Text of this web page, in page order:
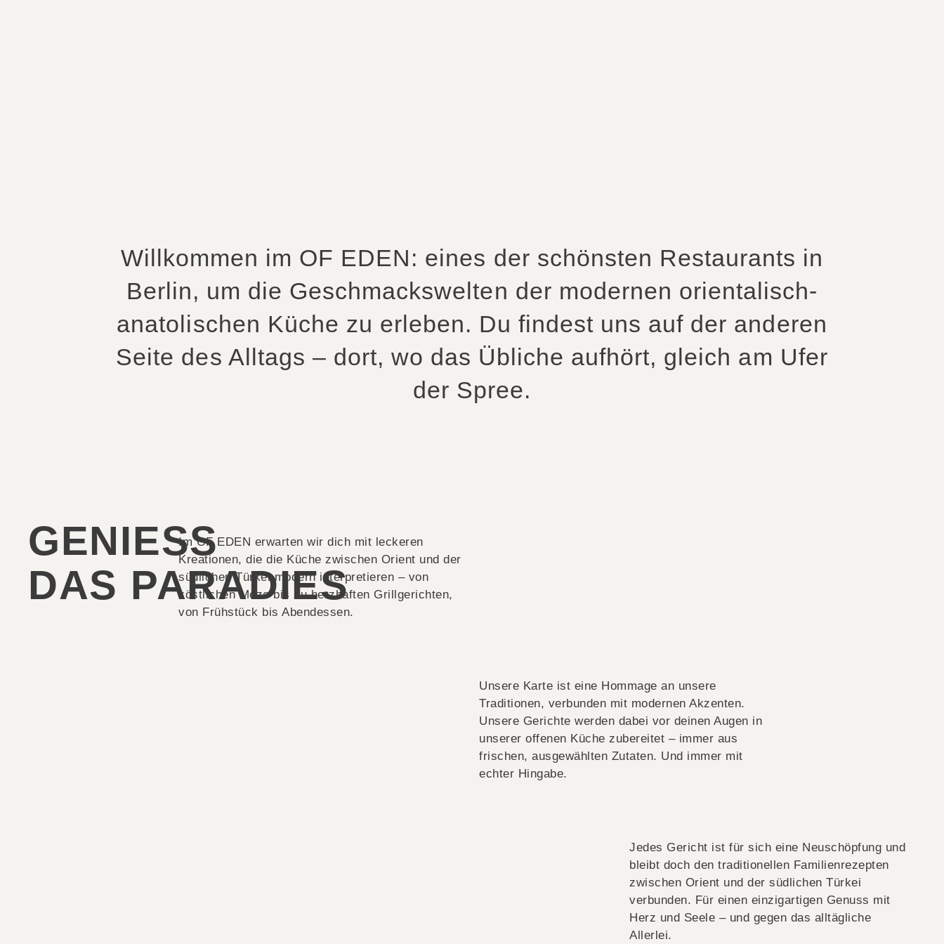
Willkommen im OF EDEN: eines der schönsten Restaurants in
Berlin, um die Geschmackswelten der modernen orientalisch-
anatolischen Küche zu erleben. Du findest uns auf der anderen
Seite des Alltags – dort, wo das Übliche aufhört, gleich am Ufer
der Spree.
GENIESS
DAS PARADIES
Im OF EDEN erwarten wir dich mit leckeren
Kreationen, die die Küche zwischen Orient und der
südlichen Türkei modern interpretieren – von
köstlichen Meze bis zu herzhaften Grillgerichten,
von Frühstück bis Abendessen.
Unsere Karte ist eine Hommage an unsere
Traditionen, verbunden mit modernen Akzenten.
Unsere Gerichte werden dabei vor deinen Augen in
unserer offenen Küche zubereitet – immer aus
frischen, ausgewählten Zutaten. Und immer mit
echter Hingabe.
Jedes Gericht ist für sich eine Neuschöpfung und
bleibt doch den traditionellen Familienrezepten
zwischen Orient und der südlichen Türkei
verbunden. Für einen einzigartigen Genuss mit
Herz und Seele – und gegen das alltägliche
Allerlei.